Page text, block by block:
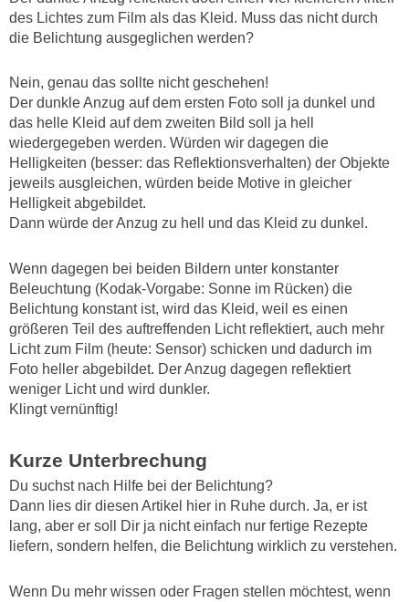
des Lichtes zum Film als das Kleid. Muss das nicht durch
die Belichtung ausgeglichen werden?
Nein, genau das sollte nicht geschehen!
Der dunkle Anzug auf dem ersten Foto soll ja dunkel und
das helle Kleid auf dem zweiten Bild soll ja hell
wiedergegeben werden. Würden wir dagegen die
Helligkeiten (besser: das Reflektionsverhalten) der Objekte
jeweils ausgleichen, würden beide Motive in gleicher
Helligkeit abgebildet.
Dann würde der Anzug zu hell und das Kleid zu dunkel.
Wenn dagegen bei beiden Bildern unter konstanter
Beleuchtung (Kodak-Vorgabe: Sonne im Rücken) die
Belichtung konstant ist, wird das Kleid, weil es einen
größeren Teil des auftreffenden Licht reflektiert, auch mehr
Licht zum Film (heute: Sensor) schicken und dadurch im
Foto heller abgebildet. Der Anzug dagegen reflektiert
weniger Licht und wird dunkler.
Klingt vernünftig!
Kurze Unterbrechung
Du suchst nach Hilfe bei der Belichtung?
Dann lies dir diesen Artikel hier in Ruhe durch. Ja, er ist
lang, aber er soll Dir ja nicht einfach nur fertige Rezepte
liefern, sondern helfen, die Belichtung wirklich zu verstehen.
Wenn Du mehr wissen oder Fragen stellen möchtest, wenn